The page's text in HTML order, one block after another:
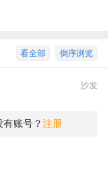
倒序浏览
看全部
沙发
账号？注册